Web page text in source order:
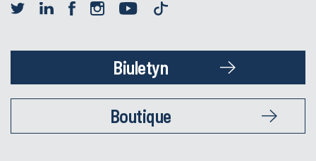
Biuletyn
Boutique